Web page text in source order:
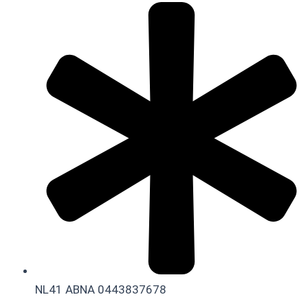
NL41 ABNA 0443837678